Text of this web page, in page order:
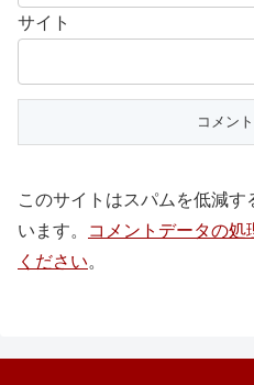
サイト
このサイトはスパムを低減す
います。
コメントデータの処
ください。